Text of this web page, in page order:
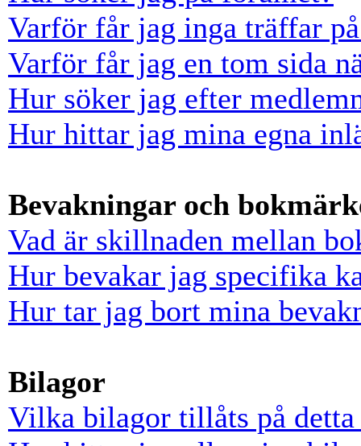
Varför får jag inga träffar
Varför får jag en tom sida
Hur söker jag efter
Hur hittar jag mina egna
Bevakningar och
Vad är skillnaden mellan
Hur bevakar jag specifika
Hur tar jag bort mina
Bilagor
Vilka bilagor tillåts på